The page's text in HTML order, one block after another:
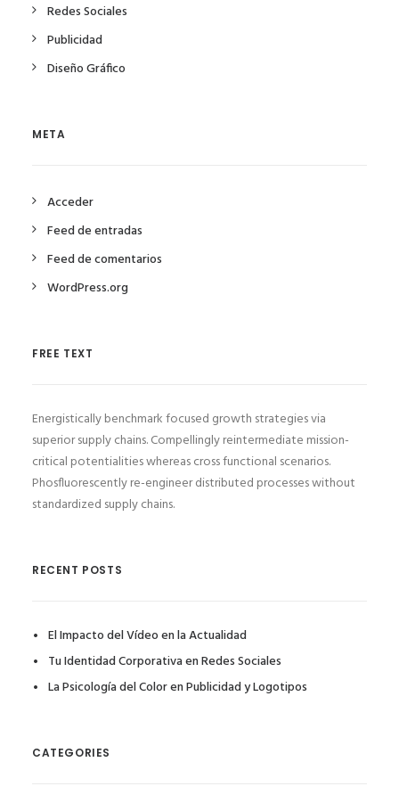
Redes Sociales
Publicidad
Diseño Gráfico
META
Acceder
Feed de entradas
Feed de comentarios
WordPress.org
FREE TEXT
Energistically benchmark focused growth strategies via
superior supply chains. Compellingly reintermediate mission-
critical potentialities whereas cross functional scenarios.
Phosfluorescently re-engineer distributed processes without
standardized supply chains.
RECENT POSTS
El Impacto del Vídeo en la Actualidad
Tu Identidad Corporativa en Redes Sociales
La Psicología del Color en Publicidad y Logotipos
CATEGORIES